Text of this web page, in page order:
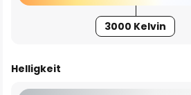
3000 Kelvin
Helligkeit